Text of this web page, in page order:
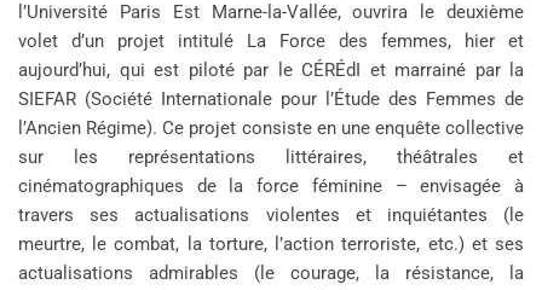
l’Université Paris Est Marne-la-Vallée, ouvrira le deuxième
volet d’un projet intitulé La Force des femmes, hier et
aujourd’hui, qui est piloté par le CÉRÉdI et marrainé par la
SIEFAR (Société Internationale pour l’Étude des Femmes de
l’Ancien Régime). Ce projet consiste en une enquête collective
sur les représentations littéraires, théâtrales et
cinématographiques de la force féminine – envisagée à
travers ses actualisations violentes et inquiétantes (le
meurtre, le combat, la torture, l’action terroriste, etc.) et ses
actualisations admirables (le courage, la résistance, la